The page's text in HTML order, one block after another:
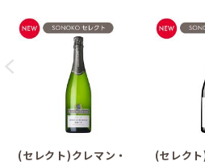
(セレクト)クレマン・
(セレク